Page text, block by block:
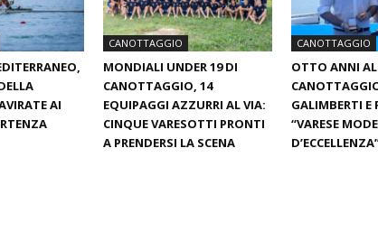
AI
CANOTTAGGIO
MONDIALI UNDER 19 DI
CANOTTAGGIO, 14
EQUIPAGGI AZZURRI AL VIA:
CINQUE VARESOTTI PRONTI
A PRENDERSI LA SCENA
CANOTTAGGIO
OTTO ANNI AL
GALIMBERTI E
“VARESE